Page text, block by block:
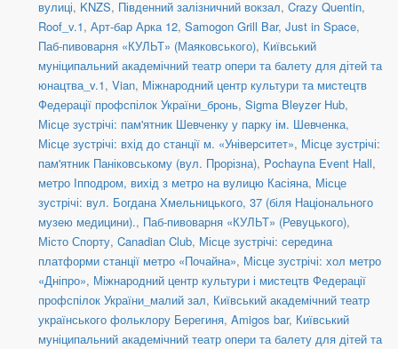
вулиці, KNZS, Південний залізничний вокзал, Crazy Quentin,
Roof_v.1, Арт-бар Арка 12, Samogon Grill Bar, Just in Space,
Паб-пивоварня «КУЛЬТ» (Маяковського), Київський
муніципальний академічний театр опери та балету для дітей та
юнацтва_v.1, Vian, Міжнародний центр культури та мистецтв
Федерації профспілок України_бронь, Sigma Bleyzer Hub,
Місце зустрічі: пам'ятник Шевченку у парку ім. Шевченка,
Місце зустрічі: вхід до станції м. «Університет», Місце зустрічі:
пам'ятник Паніковському (вул. Прорізна), Pochayna Event Hall,
метро Іпподром, вихід з метро на вулицю Касіяна, Місце
зустрічі: вул. Богдана Хмельницького, 37 (біля Національного
музею медицини)., Паб-пивоварня «КУЛЬТ» (Ревуцького),
Місто Спорту, Canadian Club, Місце зустрічі: середина
платформи станції метро «Почайна», Місце зустрічі: хол метро
«Дніпро», Міжнародний центр культури і мистецтв Федерації
профспілок України_малий зал, Київський академічний театр
українського фольклору Берегиня, Amigos bar, Київський
муніципальний академічний театр опери та балету для дітей та